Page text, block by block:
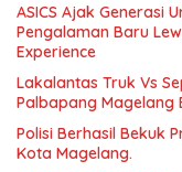
ASICS Ajak Generasi
Pengalaman Baru
Experience
Lakalantas Truk Vs
Palbapang
Polisi Berhasil Bekuk
Kota Magelang.